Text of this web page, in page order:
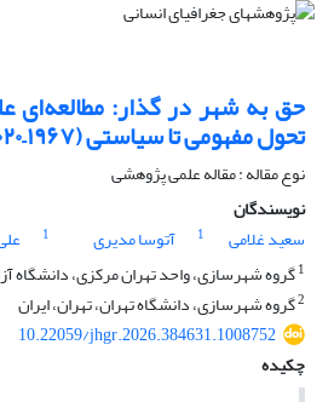
حق به شهر در گذار: مطالعه‌ای
تحول مفهومی تا سیاستی (۱۹۶۷–۲۰۲۰)
نوع مقاله : مقاله علمی پژوهشی
نویسندگان
سعید غلامی
1 آتوسا مدیری 1
1گروه شهرسازی، واحد تهران مرکزی، دانشگاه
2گروه شهرسازی، دانشگاه تهران، تهران، ایران
10.22059/jhgr.2026.384631.1008752
چکیده